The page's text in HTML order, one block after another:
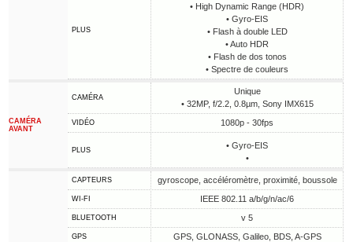
PLUS
• High Dynamic Range (HDR)
• Gyro-EIS
• Flash à double LED
• Auto HDR
• Flash de dos tonos
• Spectre de couleurs
CAMÉRA
AVANT
CAMÉRA
Unique
• 32MP, f/2.2, 0.8µm, Sony IMX615
VIDÉO 1080p - 30fps
PLUS
• Gyro-EIS
•
CAPTEURS gyroscope, accéléromètre, proximité, boussole
WI-FI IEEE 802.11 a/b/g/n/ac/6
BLUETOOTH v 5
GPS GPS, GLONASS, Galileo, BDS, A-GPS